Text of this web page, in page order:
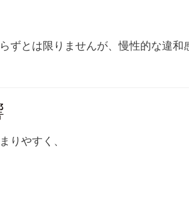
ずとは限りませんが、慢性的な違
りやすく、